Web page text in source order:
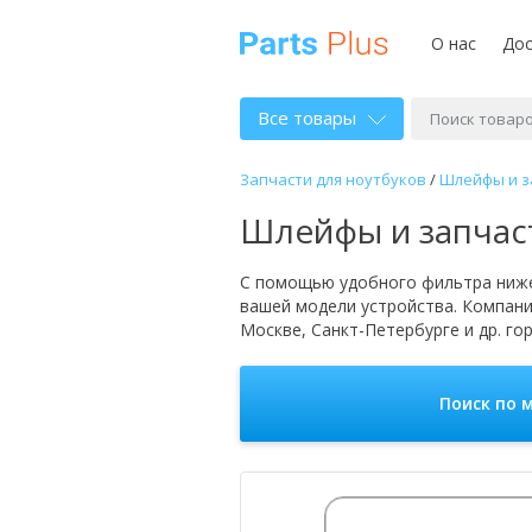
О нас
Все товары
Запчасти для ноутбуков /Шлейфы и
Шлейфы и
С помощью удобного фильтра
вашей модели устройства.
Москве, Санкт-Петербурге и др.
Поиск по